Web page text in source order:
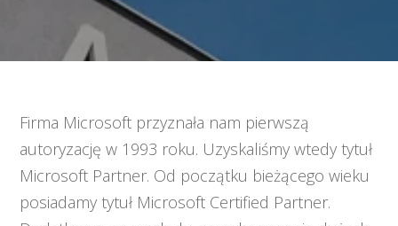
Firma Microsoft przyznała nam pierwszą
autoryzację w 1993 roku. Uzyskaliśmy wtedy tytuł
Microsoft Partner. Od początku bieżącego wieku
posiadamy tytuł Microsoft Certified Partner.